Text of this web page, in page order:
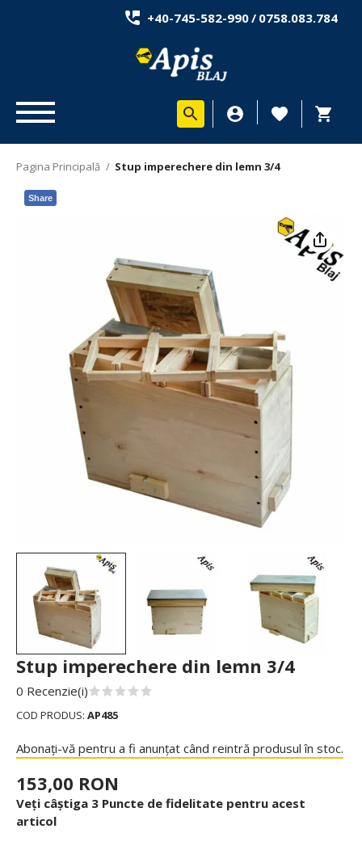
+40-745-582-990/ 0758.083.784
Pagina Principală / Stup imperechere din lemn 3/4
Share
Stup imperechere din lemn 3/4
0 Recenzie(i)
COD PRODUS: AP485
Abonați-vă pentru a fi anunțat când reintră produsul în stoc.
153,00 RON
Veți câștiga 3 Puncte de fidelitate pentru acest
articol